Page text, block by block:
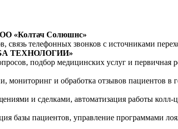
«Колтач Солюшнс»
связь телефонных звонков с источниками
ТЕХНОЛОГИИ»
подбор медицинских услуг и
мониторинг и обработка отзывов пациентов в
и сделками, автоматизация работы колл-
базы пациентов, управление программами